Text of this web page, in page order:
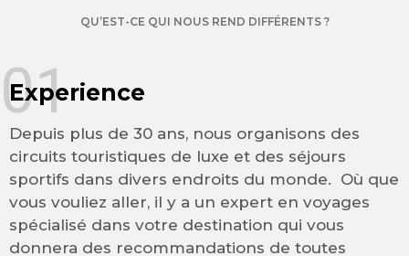
QU’EST-CE QUI NOUS REND DIFFÉRENTS ?
Experience
Depuis plus de 30 ans, nous organisons des
circuits touristiques de luxe et des séjours
sportifs dans divers endroits du monde. Où que
vous vouliez aller, il y a un expert en voyages
spécialisé dans votre destination qui vous
donnera des recommandations de toutes
01